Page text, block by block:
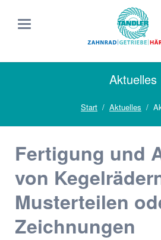
Aktuelles
Start Aktuelles
Fertigung und
von
Musterteilen
Zeichnungen